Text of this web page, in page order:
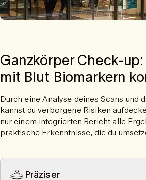
Ganzkörper Check-
mit Blut Biomarkern
Durch eine Analyse deines Scans und
kannst du verborgene Risiken
nur einem integrierten Bericht alle
praktische Erkenntnisse, die du
Präziser